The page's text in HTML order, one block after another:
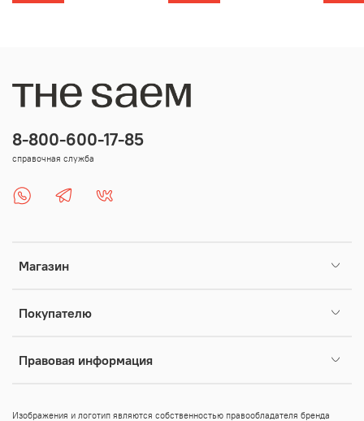
Магазин
Покупателю
Правовая информация
8-800-600-17-85
справочная служба
Изображения и логотип являются собственностью правообладателя бренда